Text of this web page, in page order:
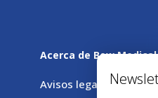
Acerca de Bow Medical
Avisos legales